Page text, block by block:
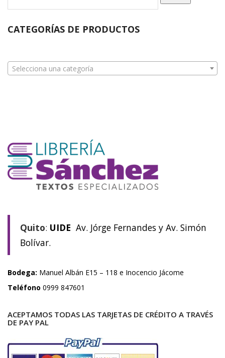
CATEGORÍAS DE PRODUCTOS
Selecciona una categoría
Quito: UIDE Av. Jórge Fernandes y Av. Simón
Bolívar.
Bodega: Manuel Albán E15 – 118 e Inocencio Jácome
Teléfono 0999 847601
ACEPTAMOS TODAS LAS TARJETAS DE CRÉDITO A TRAVÉS
DE PAY PAL